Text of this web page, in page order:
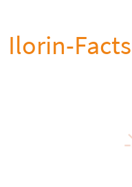
Ilorin-Facts